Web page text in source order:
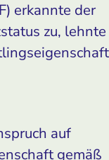
erkannte der
zu, lehnte
auf
gemäß